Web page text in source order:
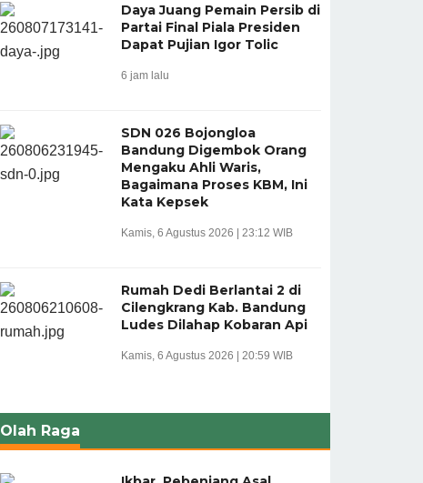
Daya Juang Pemain Persib di
Partai Final Piala Presiden
Dapat Pujian Igor Tolic
6 jam lalu
SDN 026 Bojongloa
Bandung Digembok Orang
Mengaku Ahli Waris,
Bagaimana Proses KBM, Ini
Kata Kepsek
Kamis, 6 Agustus 2026 | 23:12 WIB
Rumah Dedi Berlantai 2 di
Cilengkrang Kab. Bandung
Ludes Dilahap Kobaran Api
Kamis, 6 Agustus 2026 | 20:59 WIB
Olah Raga